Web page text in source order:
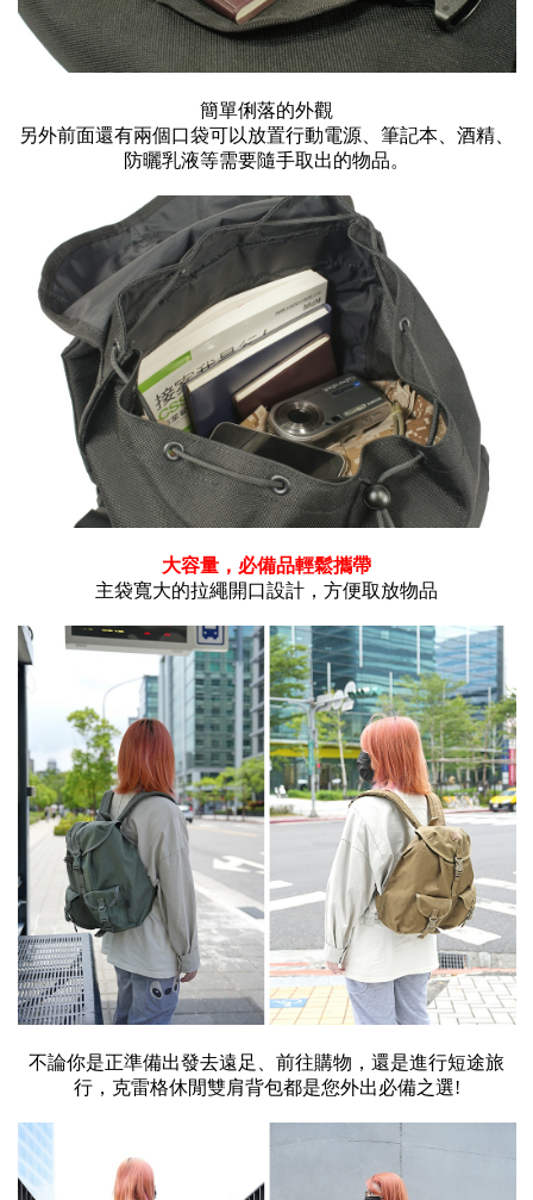
簡單俐落的外觀
另外前面還有兩個口袋可以放置行動電源、筆記本、酒精、
防曬乳液等需要隨手取出的物品。
大容量，必備品輕鬆攜帶
主袋寬大的拉繩開口設計，方便取放物品
不論你是正準備出發去遠足、前往購物，還是進行短途旅
行，克雷格休閒雙肩背包都是您外出必備之選!